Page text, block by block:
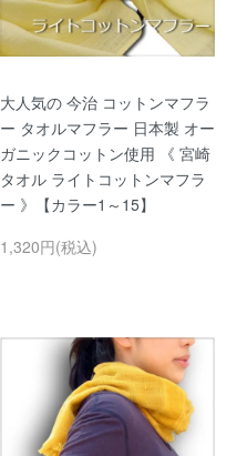
大人気の 今治 コットンマフラ
ー タオルマフラー 日本製 オー
ガニックコットン使用 《 宮崎
タオル ライトコットンマフラ
ー 》【カラー1～15】
1,320円(税込)